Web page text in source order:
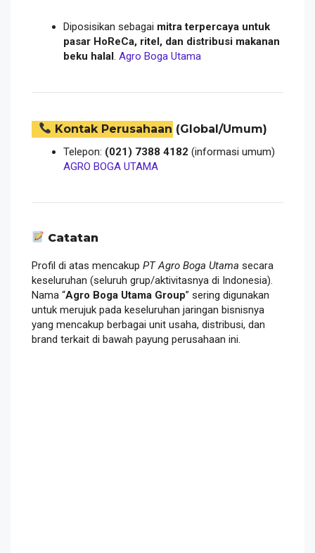
Diposisikan sebagai mitra terpercaya untuk
pasar HoReCa, ritel, dan distribusi makanan
beku halal Agro Boga Utama
Kontak Perusahaan (Global/Umum)
Telepon: (021) 7388 4182 (informasi umum)
AGRO BOGA UTAMA
Catatan
Profil di atas mencakup PT Agro Boga Utama secara
keseluruhan (seluruh grup/aktivitasnya di Indonesia).
Nama “Agro Boga Utama Group” sering digunakan
untuk merujuk pada keseluruhan jaringan bisnisnya
yang mencakup berbagai unit usaha, distribusi, dan
brand terkait di bawah payung perusahaan ini.